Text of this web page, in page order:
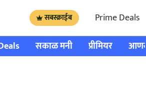
सबस्क्राईब Prime Deals
सकाळ मनी प्रीमियर आणखी